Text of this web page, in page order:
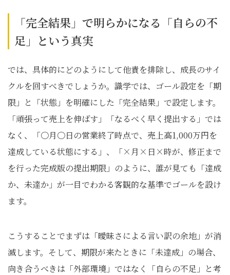
「完全結果」で明らかになる「自らの不
足」という真実
では、具体的にどのようにして他責を排除し、成長のサイ
クルを回すべきでしょうか。識学では、ゴール設定を「期
限」と「状態」を明確にした「完全結果」で設定します。
「頑張って売上を伸ばす」「なるべく早く提出する」では
なく、「〇月〇日の営業終了時点で、売上高1,000万円を
達成している状態にする」、「×月×日×時が、修正まで
を行った完成版の提出期限」のように、誰が見ても「達成
か、未達か」が一目でわかる客観的な基準でゴールを設け
ます。
こうすることでまずは「曖昧さによる言い訳の余地」が消
滅します。そして、期限が来たときに「未達成」の場合、
向き合うべきは「外部環境」ではなく「自らの不足」と考